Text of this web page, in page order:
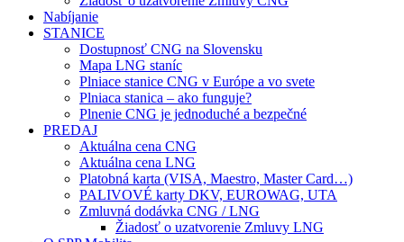
Nabíjanie
STANICE
Dostupnosť CNG na Slovensku
Mapa LNG staníc
Plniace stanice CNG v Európe a vo svete
Plniaca stanica – ako funguje?
Plnenie CNG je jednoduché a bezpečné
PREDAJ
Aktuálna cena CNG
Aktuálna cena LNG
Platobná karta (VISA, Maestro, Master Card…)
PALIVOVÉ karty DKV, EUROWAG, UTA
Zmluvná dodávka CNG / LNG
Žiadosť o uzatvorenie Zmluvy LNG